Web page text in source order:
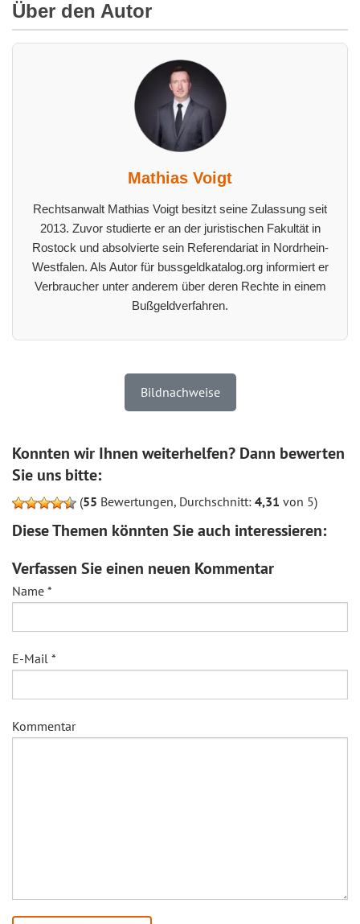
Über den Autor
Mathias Voigt
Rechtsanwalt Mathias Voigt besitzt seine Zulassung seit
2013. Zuvor studierte er an der juristischen Fakultät in
Rostock und absolvierte sein Referendariat in Nordrhein-
Westfalen. Als Autor für bussgeldkatalog.org informiert er
Verbraucher unter anderem über deren Rechte in einem
Bußgeldverfahren.
Bildnachweise
Konnten wir Ihnen weiterhelfen? Dann bewerten
Sie uns bitte:
(55 Bewertungen, Durchschnitt: 4,31 von 5)
Diese Themen könnten Sie auch interessieren:
Verfassen Sie einen neuen Kommentar
Name *
E-Mail *
Kommentar